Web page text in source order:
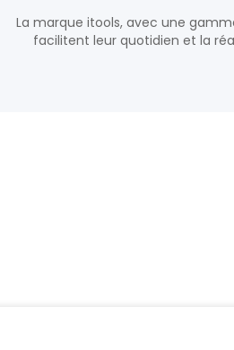
La marque itools, avec une
facilitent leur quotidien et la